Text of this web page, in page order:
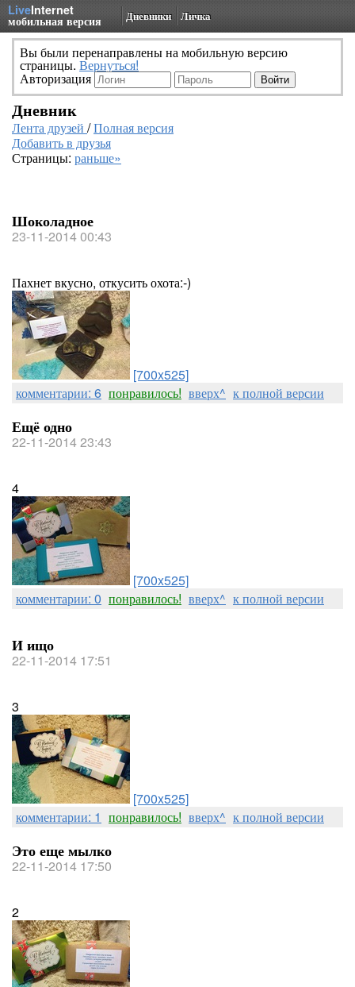
LiveInternet
мобильная версия Дневники Личка
Вы были перенаправлены на мобильную версию
страницы. Вернуться!
Авторизация
Дневник
Лента друзей /Полная версия
Добавить в друзья
Страницы: раньше»
Шоколадное
23-11-2014 00:43
Пахнет вкусно, откусить охота:-)
[700x525]
комментарии: 6 понравилось! вверх^ к полной версии
Ещё одно
22-11-2014 23:43
4
[700x525]
комментарии: 0 понравилось! вверх^ к полной версии
И ищо
22-11-2014 17:51
3
[700x525]
комментарии: 1 понравилось! вверх^ к полной версии
Это еще мылко
22-11-2014 17:50
2